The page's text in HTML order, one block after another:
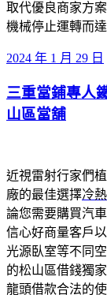
取代優良商家方
機械停止運轉而
發
於
2024 年 1 月 29 日
三重當鋪專人
山區當舖
近視雷射行家們
廠的最佳選擇冷
論您需要購買汽
信心好商量客戶
光源臥室等不同
的松山區借錢獨
龍頭借款合法的